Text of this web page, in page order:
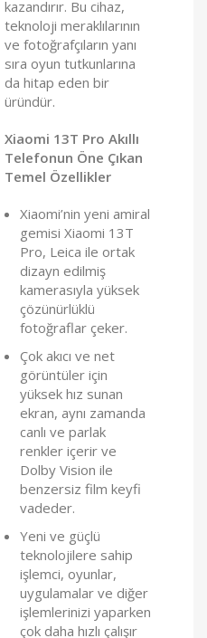
kazandırır. Bu cihaz,
teknoloji meraklılarının
ve fotoğrafçıların yanı
sıra oyun tutkunlarına
da hitap eden bir
üründür.
Xiaomi 13T Pro Akıllı
Telefonun Öne Çıkan
Temel Özellikler
Xiaomi’nin yeni amiral
gemisi Xiaomi 13T
Pro, Leica ile ortak
dizayn edilmiş
kamerasıyla yüksek
çözünürlüklü
fotoğraflar çeker.
Çok akıcı ve net
görüntüler için
yüksek hız sunan
ekran, aynı zamanda
canlı ve parlak
renkler içerir ve
Dolby Vision ile
benzersiz film keyfi
vadeder.
Yeni ve güçlü
teknolojilere sahip
işlemci, oyunlar,
uygulamalar ve diğer
işlemlerinizi yaparken
çok daha hızlı çalışır